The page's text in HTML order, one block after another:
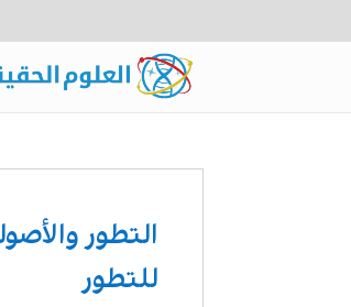
التطور
للتطور